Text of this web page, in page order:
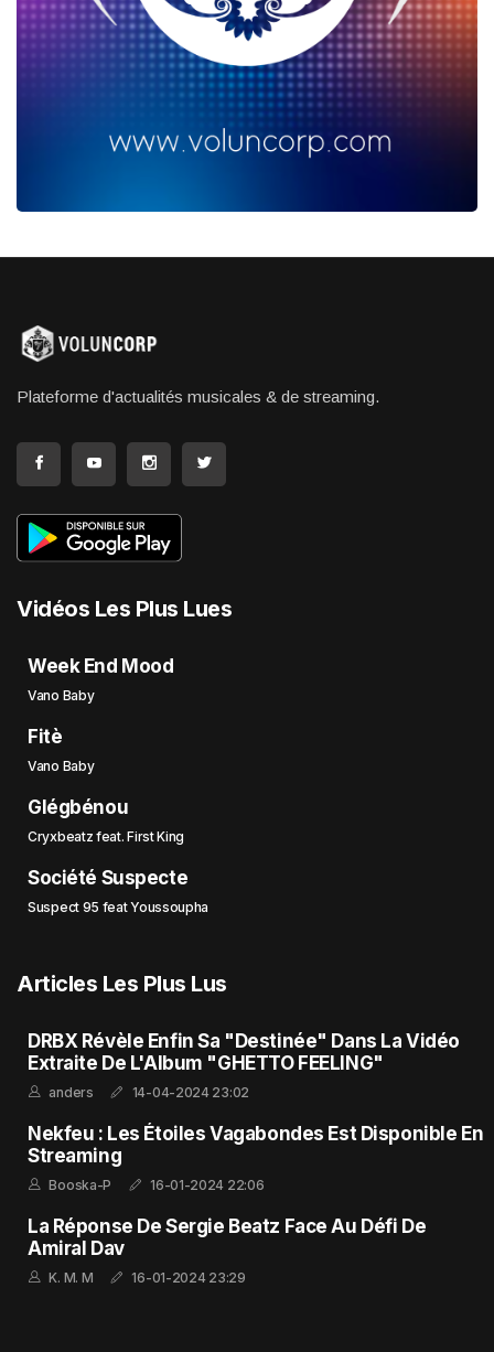
Plateforme d'actualités musicales & de streaming.
Vidéos Les Plus Lues
Week End Mood
Vano Baby
Fitè
Vano Baby
Glégbénou
Cryxbeatz feat. First King
Société Suspecte
Suspect 95 feat Youssoupha
Articles Les Plus Lus
DRBX Révèle Enfin Sa "Destinée" Dans La Vidéo
Extraite De L'Album "GHETTO FEELING"
anders 14-04-2024 23:02
Nekfeu : Les Étoiles Vagabondes Est Disponible En
Streaming
Booska-P 16-01-2024 22:06
La Réponse De Sergie Beatz Face Au Défi De
Amiral Dav
K. M. M 16-01-2024 23:29